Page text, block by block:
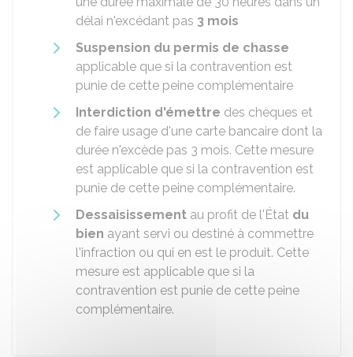
délai n'excédant pas 3 mois
Suspension du permis de chasse
applicable que si la contravention est
punie de cette peine complémentaire
Interdiction d'émettre des chèques et
de faire usage d'une carte bancaire dont la
durée n'excède pas 3 mois. Cette mesure
est applicable que si la contravention est
punie de cette peine complémentaire.
Dessaisissement au profit de l'État du
bien ayant servi ou destiné à commettre
l'infraction ou qui en est le produit. Cette
mesure est applicable que si la
contravention est punie de cette peine
complémentaire.